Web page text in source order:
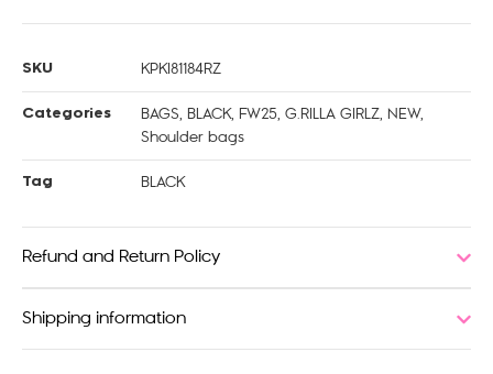
SKU KPKI81184RZ
Categories BAGS, BLACK, FW25, G.RILLA GIRLZ, NEW,
Shoulder bags
Tag BLACK
Refund and Return Policy
Shipping information